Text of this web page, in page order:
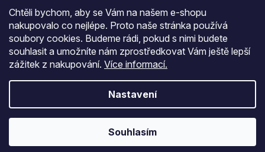
Chtěli bychom, aby se Vám na našem e-shopu
nakupovalo co nejlépe. Proto naše stránka používá
soubory cookies. Budeme rádi, pokud s nimi budete
souhlasit a umožníte nám zprostředkovat Vám ještě lepší
zážitek z nakupování. Více informací.
Nastavení
Souhlasím
Vložte svůj e-mail a my vám budeme zasílat informace o
nových produktech na našem e-shopu.
E-mail
obchodními podmínkamii s podmínkami
osobních údajů.
PŘIHLÁSIT
Vytvořil Shoptet
COLLM.CZ. Všechna práva vyhrazena.
nastavení cookies